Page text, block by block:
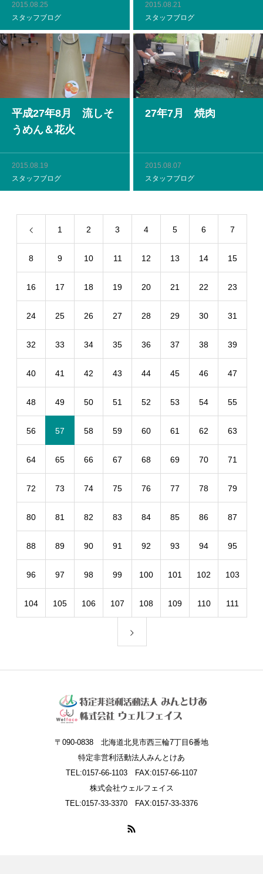
2015.08.25
スタッフブログ
2015.08.21
スタッフブログ
平成27年8月 流しそ
うめん＆花火
2015.08.19
スタッフブログ
27年7月 焼肉
2015.08.07
スタッフブログ
1 2 3 4 5 6 7
8 9 10 11 12 13 14 15
16 17 18 19 20 21 22 23
24 25 26 27 28 29 30 31
32 33 34 35 36 37 38 39
40 41 42 43 44 45 46 47
48 49 50 51 52 53 54 55
56 57 58 59 60 61 62 63
64 65 66 67 68 69 70 71
72 73 74 75 76 77 78 79
80 81 82 83 84 85 86 87
88 89 90 91 92 93 94 95
96 97 98 99 100 101 102 103
104 105 106 107 108 109 110 111
〒090-0838 北海道北見市西三輪7丁目6番地
特定非営利活動法人みんとけあ
TEL:0157-66-1103 FAX:0157-66-1107
株式会社ウェルフェイス
TEL:0157-33-3370 FAX:0157-33-3376